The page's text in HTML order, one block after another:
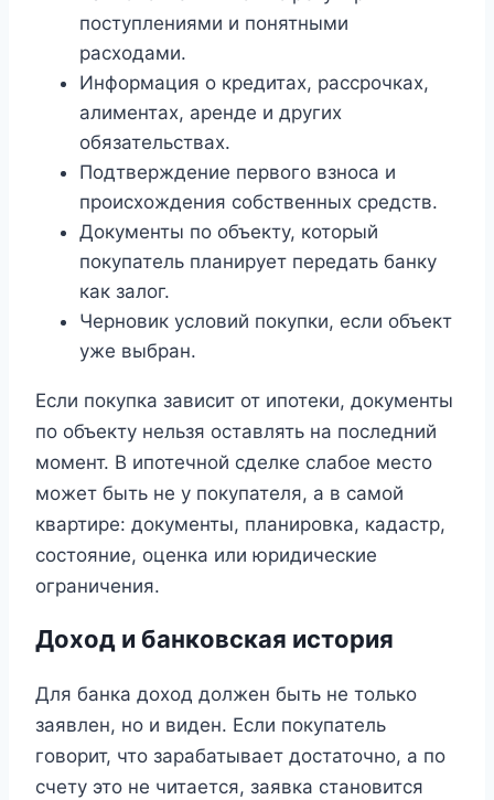
поступлениями и понятными
расходами.
Информация о кредитах, рассрочках,
алиментах, аренде и других
обязательствах.
Подтверждение первого взноса и
происхождения собственных средств.
Документы по объекту, который
покупатель планирует передать банку
как залог.
Черновик условий покупки, если объект
уже выбран.
Если покупка зависит от ипотеки, документы
по объекту нельзя оставлять на последний
момент. В ипотечной сделке слабое место
может быть не у покупателя, а в самой
квартире: документы, планировка, кадастр,
состояние, оценка или юридические
ограничения.
Доход и банковская история
Для банка доход должен быть не только
заявлен, но и виден. Если покупатель
говорит, что зарабатывает достаточно, а по
счету это не читается, заявка становится